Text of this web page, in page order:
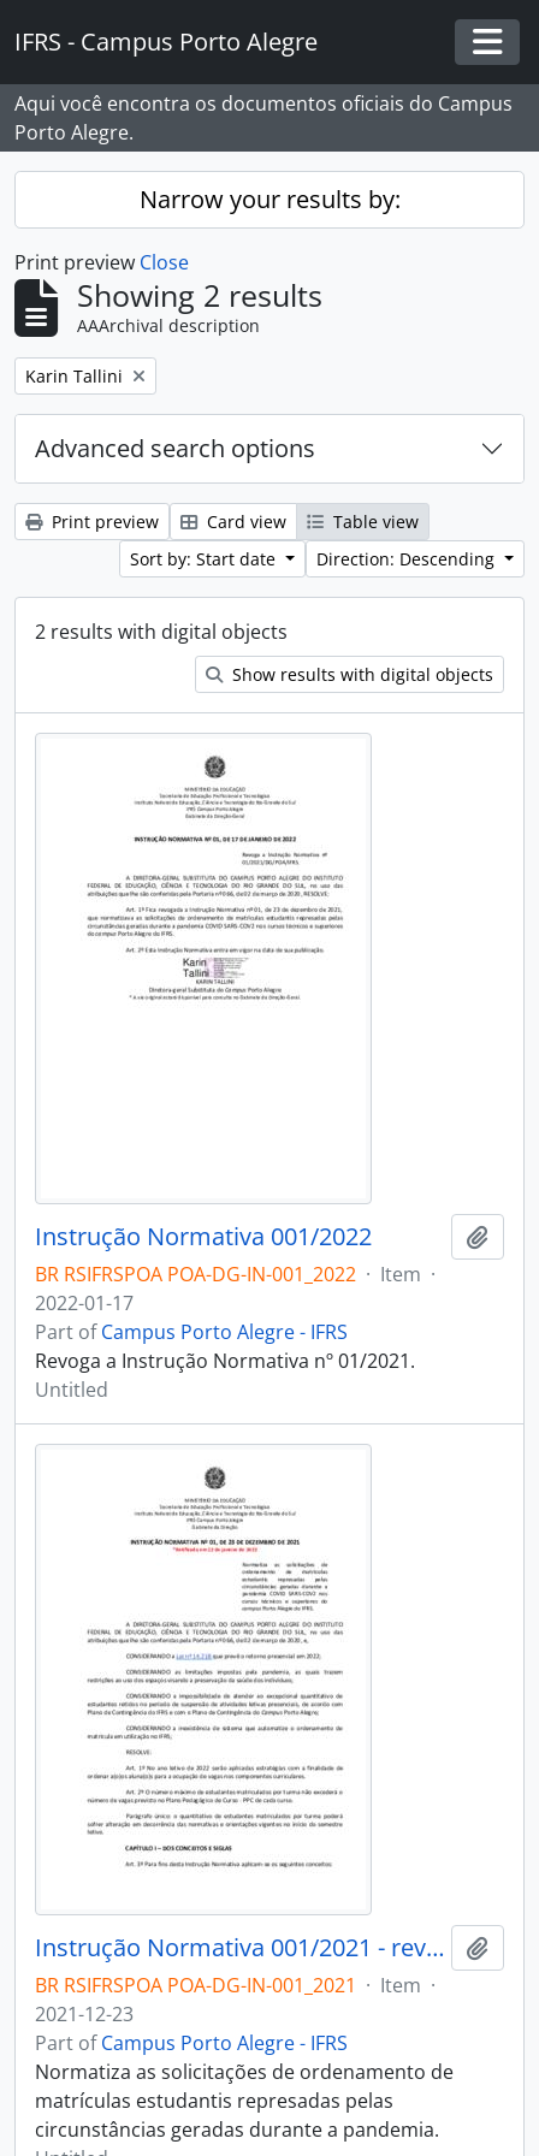
IFRS - Campus Porto Alegre
Aqui você encontra os documentos oficiais do Campus
Porto Alegre.
Narrow your results by:
Print preview Close
Showing 2 results
AAArchival description
Remove filter:
Karin Tallini
Advanced search options
Print preview Card view
Table view
Sort by: Start date
Direction: Descending
2 results with digital objects
Show results with digital objects
Instrução Normativa 001/2022
BR RSIFRSPOA POA-DG-IN-001_2022 · Item ·
2022-01-17
Part ofCampus Porto Alegre - IFRS
Revoga a Instrução Normativa nº 01/2021.
Untitled
Instrução Normativa 001/2021 - revogado
BR RSIFRSPOA POA-DG-IN-001_2021 · Item ·
2021-12-23
Part ofCampus Porto Alegre - IFRS
Normatiza as solicitações de ordenamento de
matrículas estudantis represadas pelas
circunstâncias geradas durante a pandemia.